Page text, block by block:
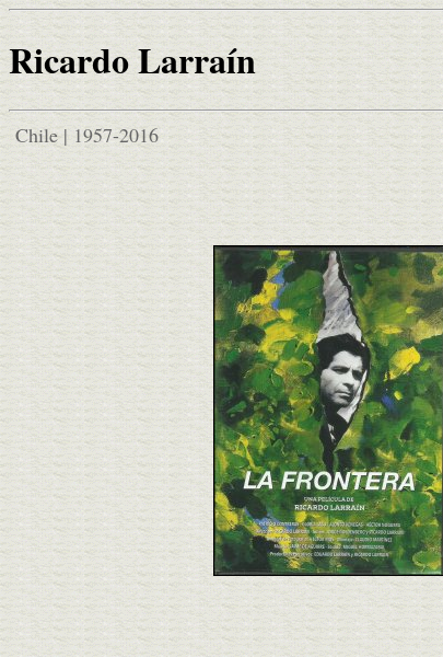
Ricardo Larraín
Chile | 1957-2016